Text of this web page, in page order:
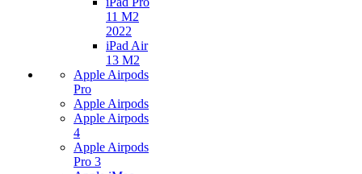
11 M2
2022
iPad Air
13 M2
Apple Airpods
Pro
Apple Airpods
Apple Airpods
4
Apple Airpods
Pro 3